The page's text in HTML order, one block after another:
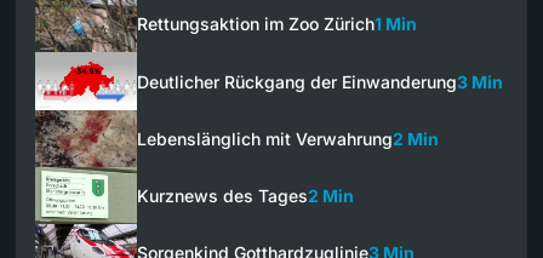
Rettungsaktion im Zoo Zürich1 Min
Deutlicher Rückgang der Einwanderung3 Min
Lebenslänglich mit Verwahrung2 Min
Kurznews des Tages2 Min
Sorgenkind Gotthardzuglinie3 Min